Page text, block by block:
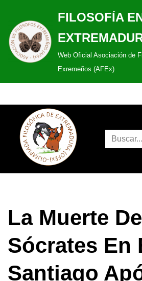
Saltar
al
contenido
FILOSOFÍA
Web Oficial Asociación de
Exremeños (AFEx)
La Muerte De
Sócrates En
Santiago